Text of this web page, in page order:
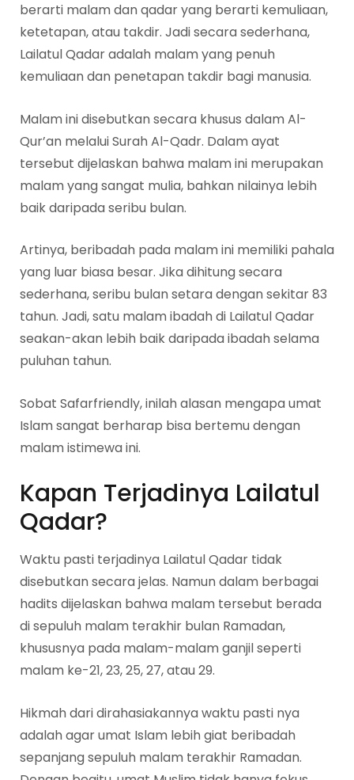
berarti malam dan qadar yang berarti kemuliaan,
ketetapan, atau takdir. Jadi secara sederhana,
Lailatul Qadar adalah malam yang penuh
kemuliaan dan penetapan takdir bagi manusia.
Malam ini disebutkan secara khusus dalam Al-
Qur’an melalui Surah Al-Qadr. Dalam ayat
tersebut dijelaskan bahwa malam ini merupakan
malam yang sangat mulia, bahkan nilainya lebih
baik daripada seribu bulan.
Artinya, beribadah pada malam ini memiliki pahala
yang luar biasa besar. Jika dihitung secara
sederhana, seribu bulan setara dengan sekitar 83
tahun. Jadi, satu malam ibadah di Lailatul Qadar
seakan-akan lebih baik daripada ibadah selama
puluhan tahun.
Sobat Safarfriendly, inilah alasan mengapa umat
Islam sangat berharap bisa bertemu dengan
malam istimewa ini.
Kapan Terjadinya Lailatul
Qadar?
Waktu pasti terjadinya Lailatul Qadar tidak
disebutkan secara jelas. Namun dalam berbagai
hadits dijelaskan bahwa malam tersebut berada
di sepuluh malam terakhir bulan Ramadan,
khususnya pada malam-malam ganjil seperti
malam ke-21, 23, 25, 27, atau 29.
Hikmah dari dirahasiakannya waktu pasti nya
adalah agar umat Islam lebih giat beribadah
sepanjang sepuluh malam terakhir Ramadan.